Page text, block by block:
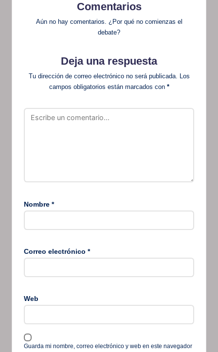
Comentarios
Aún no hay comentarios. ¿Por qué no comienzas el
debate?
Deja una respuesta
Tu dirección de correo electrónico no será publicada.
Los
campos obligatorios están marcados con *
Nombre *
Correo electrónico *
Web
Guarda mi nombre, correo electrónico y web en este navegador